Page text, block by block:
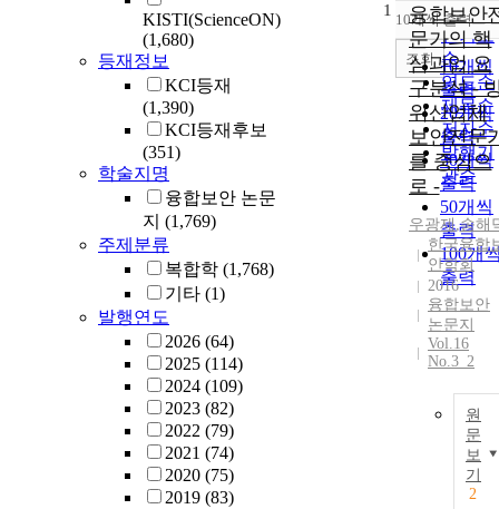
KISTI(ScienceON)
(1,680)
등재정보
KCI등재
(1,390)
KCI등재후보
(351)
학술지명
융합보안 논문
지 (1,769)
주제분류
복합학 (1,768)
기타 (1)
발행연도
2026 (64)
2025 (114)
2024 (109)
2023 (82)
2022 (79)
2021 (74)
2020 (75)
2019 (83)
순
인기도
순
연도순
제목순
저자순
발행기
관순
내림차
10개씩 출력
10개씩
출력
20개씩
출력
30개씩
출력
50개씩
출력
100개
출력
조회
1
융합보안
문가의 핵
심과업 요
구분석 -
위산업체
보안전문
를 중심으
로 -
우광제,송해
한국융합
안학회
2016
융합보안
논문지
Vol.16
No.3_2
원
문
보
기
2